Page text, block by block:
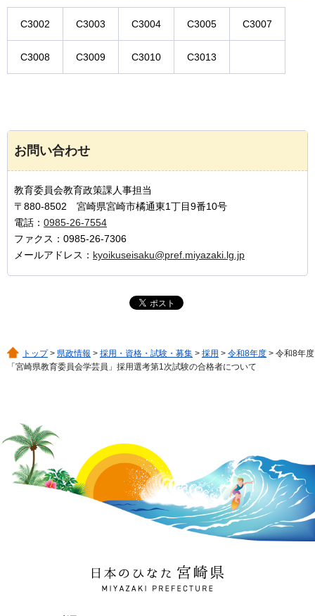
C3002 C3003 C3004 C3005 C3007
C3008 C3009 C3010 C3013
お問い合わせ
教育委員会教育政策課人事担当
〒880-8502 宮崎県宮崎市橘通東1丁目9番10号
電話： 0985-26-7554
ファクス：0985-26-7306
メールアドレス： kyoikuseisaku@pref.miyazaki.lg.jp
トップ> 県政情報 > 採用・資格・試験・募集 > 採用 > 令和8年度 > 令和8年度
「宮崎県教育委員会学芸員」採用選考第1次試験の合格者について
日本のひなた 宮崎県
MIYAZAKI PREFECTURE